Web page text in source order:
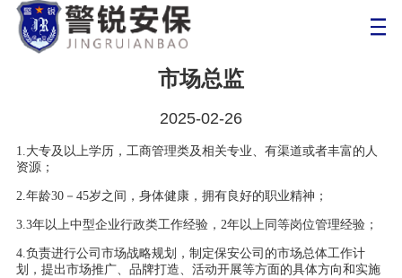
市场总监
2025-02-26
1.大专及以上学历，工商管理类及相关专业、有渠道或者丰富的人
资源；
2.年龄30－45岁之间，身体健康，拥有良好的职业精神；
3.3年以上中型企业行政类工作经验，2年以上同等岗位管理经验；
4.负责进行公司市场战略规划，制定保安公司的市场总体工作计
划，提出市场推广、品牌打造、活动开展等方面的具体方向和实施